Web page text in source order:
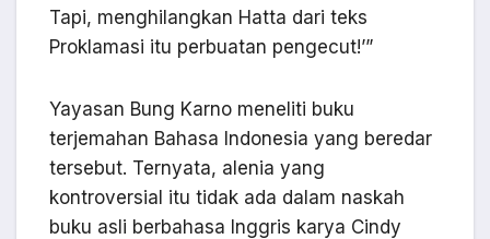
Tapi, menghilangkan Hatta dari teks
Proklamasi itu perbuatan pengecut!’”
Yayasan Bung Karno meneliti buku
terjemahan Bahasa Indonesia yang beredar
tersebut. Ternyata, alenia yang
kontroversial itu tidak ada dalam naskah
buku asli berbahasa Inggris karya Cindy